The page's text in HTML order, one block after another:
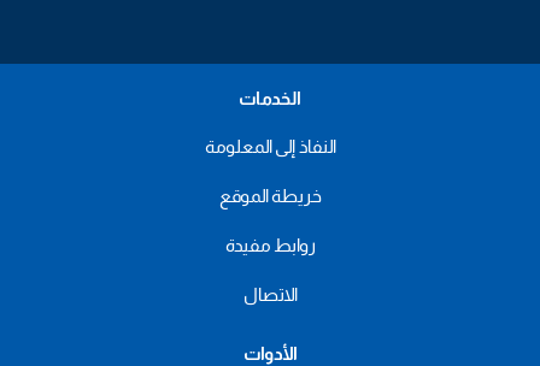
الخدمات
النفاذ إلى المعلومة
خريطة الموقع
روابط مفيدة
الاتصال
الأدوات